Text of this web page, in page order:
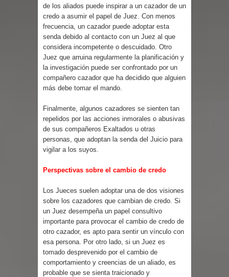
de los aliados puede inspirar a un cazador de un
credo a asumir el papel de Juez. Con menos
frecuencia, un cazador puede adoptar esta
senda debido al contacto con un Juez al que
considera incompetente o descuidado. Otro
Juez que arruina regularmente la planificación y
la investigación puede ser confrontado por un
compañero cazador que ha decidido que alguien
más debe tomar el mando.
Finalmente, algunos cazadores se sienten tan
repelidos por las acciones inmorales o abusivas
de sus compañeros Exaltados u otras
personas, que adoptan la senda del Juicio para
vigilar a los suyos.
Perspectivas sobre el cambio de credo
Los Jueces suelen adoptar una de dos visiones
sobre los cazadores que cambian de credo. Si
un Juez desempeña un papel consultivo
importante para provocar el cambio de credo de
otro cazador, es apto para sentir un vínculo con
esa persona. Por otro lado, si un Juez es
tomado desprevenido por el cambio de
comportamiento y creencias de un aliado, es
probable que se sienta traicionado y